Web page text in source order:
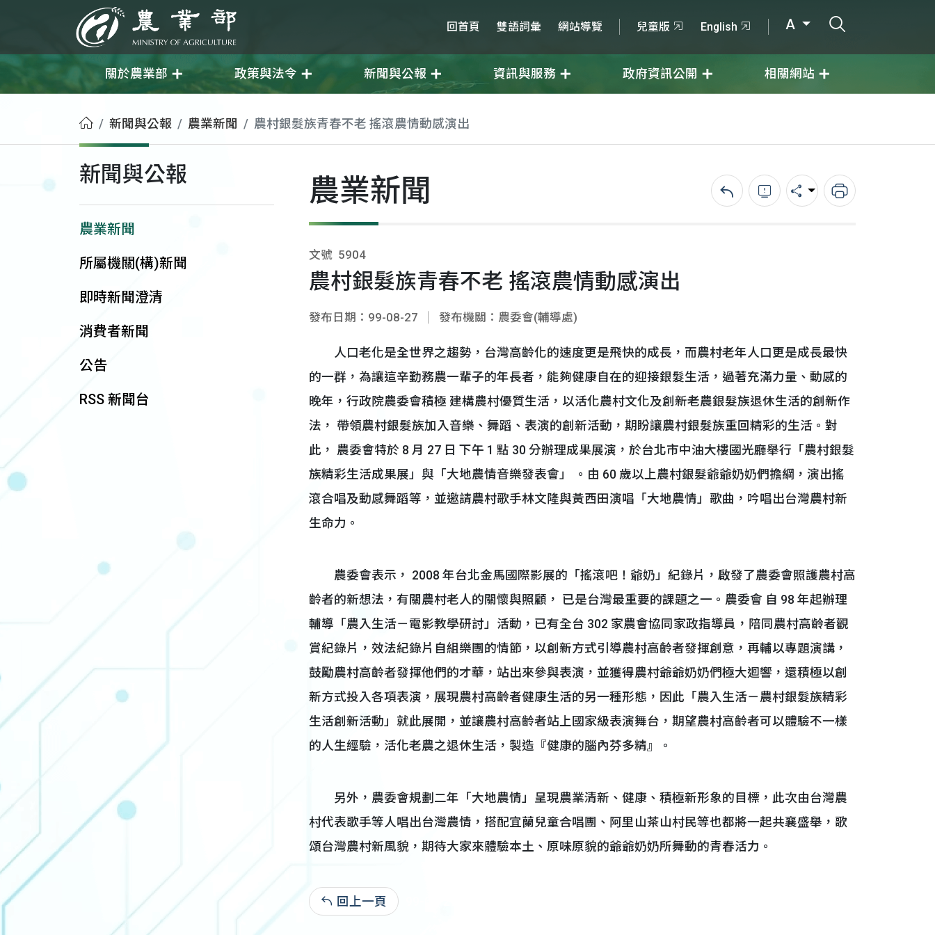
農業部 回首頁 雙語詞彙 網站導覽 兒童版 English A
關於農業部 政策與法令 新聞與公報 資訊與服務 政府資訊公開 相關網站
首頁新聞與公報 農業新聞 農村銀髮族青春不老 搖滾農情動感演出
新聞與公報
農業新聞
所屬機關(構)新聞
即時新聞澄清
消費者新聞
公告
RSS 新聞台
農業新聞 回上一頁錯誤回報分享 列印
文號 5904
農村銀髮族青春不老 搖滾農情動感演出
發布日期：99-08-27 發布機關：農委會(輔導處)
人口老化是全世界之趨勢，台灣高齡化的速度更是飛快的成長，而農村老年人口更是成長最快
的一群，為讓這辛勤務農一輩子的年長者，能夠健康自在的迎接銀髮生活，過著充滿力量、動感的
晚年，行政院農委會積極 建構農村優質生活，以活化農村文化及創新老農銀髮族退休生活的創新作
法， 帶領農村銀髮族加入音樂、舞蹈、表演的創新活動，期盼讓農村銀髮族重回精彩的生活。對
此， 農委會特於 8 月 27 日 下午 1 點 30 分辦理成果展演，於台北市中油大樓國光廳舉行「農村銀髮
族精彩生活成果展」與「大地農情音樂發表會」 。由 60 歲以上農村銀髮爺爺奶奶們擔綱，演出搖
滾合唱及動感舞蹈等，並邀請農村歌手林文隆與黃西田演唱「大地農情」歌曲，吟唱出台灣農村新
生命力。
農委會表示， 2008 年台北金馬國際影展的「搖滾吧！爺奶」紀錄片，啟發了農委會照護農村高
齡者的新想法，有關農村老人的關懷與照顧， 已是台灣最重要的課題之一。農委會 自 98 年起辦理
輔導「農入生活－電影教學研討」活動，已有全台 302 家農會協同家政指導員，陪同農村高齡者觀
賞紀錄片，效法紀錄片自組樂團的情節，以創新方式引導農村高齡者發揮創意，再輔以專題演講，
鼓勵農村高齡者發揮他們的才華，站出來參與表演，並獲得農村爺爺奶奶們極大迴響，還積極以創
新方式投入各項表演，展現農村高齡者健康生活的另一種形態，因此「農入生活－農村銀髮族精彩
生活創新活動」就此展開，並讓農村高齡者站上國家級表演舞台，期望農村高齡者可以體驗不一樣
的人生經驗，活化老農之退休生活，製造『健康的腦內芬多精』。
另外，農委會規劃二年「大地農情」呈現農業清新、健康、積極新形象的目標，此次由台灣農
村代表歌手等人唱出台灣農情，搭配宜蘭兒童合唱團、阿里山茶山村民等也都將一起共襄盛舉，歌
頌台灣農村新風貌，期待大家來體驗本土、原味原貌的爺爺奶奶所舞動的青春活力。
回上一頁